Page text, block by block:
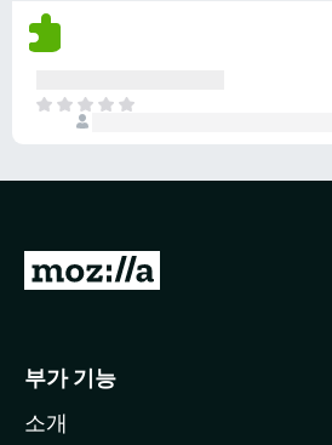
다
평
점
습
아
점
습
니
M
l
부가 기능
소개